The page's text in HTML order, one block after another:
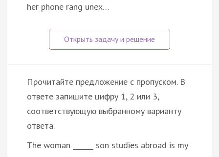
her phone rang unex…
Прочитайте предложение с пропуском. В
ответе запишите цифру 1, 2 или 3,
соответствующую выбранному варианту
ответа.
The woman ______ son studies abroad is my